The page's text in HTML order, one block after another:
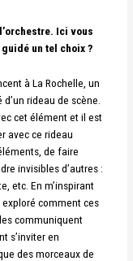
Ici vous
un tel choix ?
à La Rochelle, un
rideau de scène.
cet élément et il est
avec ce rideau
de faire
invisibles d’autres :
etc.En m’inspirant
comment ces
communiquent
s’inviter en
des morceaux de